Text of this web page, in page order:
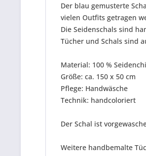
Der blau gemusterte
vielen Outfits getragen
Die Seidenschals sind
Tücher und Schals sind
Material: 100 %
Größe: ca. 150 x 50 cm
Pflege: Handwäsche
Technik: handcoloriert
Der Schal ist
Weitere handbemalte